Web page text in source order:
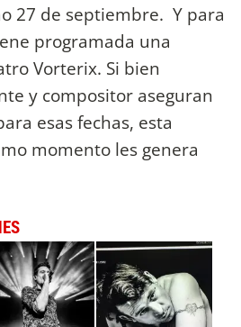
27 de septiembre. Y para
programada una
Vorterix. Si bien
y compositor aseguran
esas fechas, esta
momento les genera